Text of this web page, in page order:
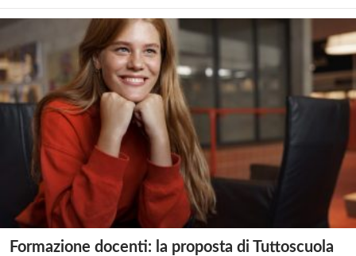
Formazione docenti: la proposta di Tuttoscuola